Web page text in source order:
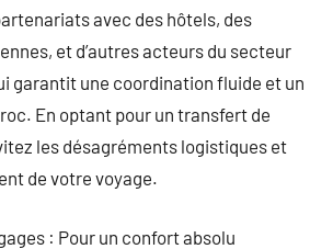
avec des hôtels, des
et d’autres acteurs du secteur
garantit une coordination fluide et un
En optant pour un transfert de
les désagréments logistiques et
de votre voyage.
: Pour un confort absolu